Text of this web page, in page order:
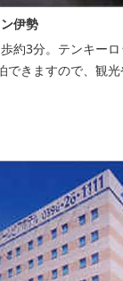
伊勢
約3分。テンキー
できますので、観